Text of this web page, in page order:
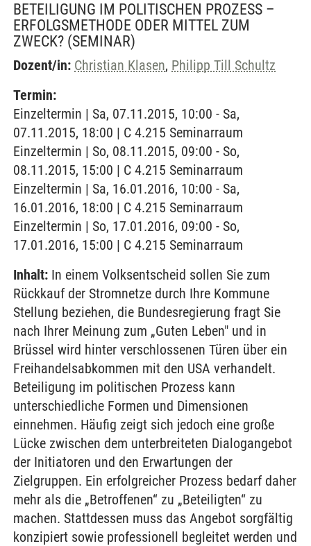
BETEILIGUNG IM POLITISCHEN PROZESS –
ERFOLGSMETHODE ODER MITTEL ZUM
ZWECK? (SEMINAR)
Dozent/in: Christian Klasen, Philipp Till Schultz
Termin:
Einzeltermin | Sa, 07.11.2015, 10:00 - Sa,
07.11.2015, 18:00 | C 4.215 Seminarraum
Einzeltermin | So, 08.11.2015, 09:00 - So,
08.11.2015, 15:00 | C 4.215 Seminarraum
Einzeltermin | Sa, 16.01.2016, 10:00 - Sa,
16.01.2016, 18:00 | C 4.215 Seminarraum
Einzeltermin | So, 17.01.2016, 09:00 - So,
17.01.2016, 15:00 | C 4.215 Seminarraum
Inhalt: In einem Volksentscheid sollen Sie zum
Rückkauf der Stromnetze durch Ihre Kommune
Stellung beziehen, die Bundesregierung fragt Sie
nach Ihrer Meinung zum „Guten Leben" und in
Brüssel wird hinter verschlossenen Türen über ein
Freihandelsabkommen mit den USA verhandelt.
Beteiligung im politischen Prozess kann
unterschiedliche Formen und Dimensionen
einnehmen. Häufig zeigt sich jedoch eine große
Lücke zwischen dem unterbreiteten Dialogangebot
der Initiatoren und den Erwartungen der
Zielgruppen. Ein erfolgreicher Prozess bedarf daher
mehr als die „Betroffenen“ zu „Beteiligten“ zu
machen. Stattdessen muss das Angebot sorgfältig
konzipiert sowie professionell begleitet werden und